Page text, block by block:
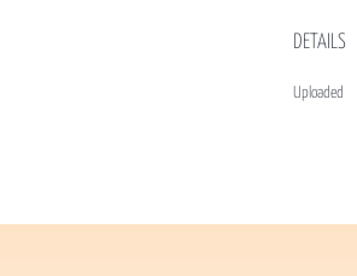
DETAILS
Uploaded